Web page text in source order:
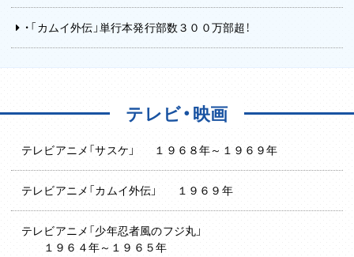
・「カムイ外伝」単行本発行部数３００万部超！
テレビ・映画
テレビアニメ「サスケ」 １９６８年～１９６９年
テレビアニメ「カムイ外伝」 １９６９年
テレビアニメ「少年忍者風のフジ丸」
１９６４年～１９６５年